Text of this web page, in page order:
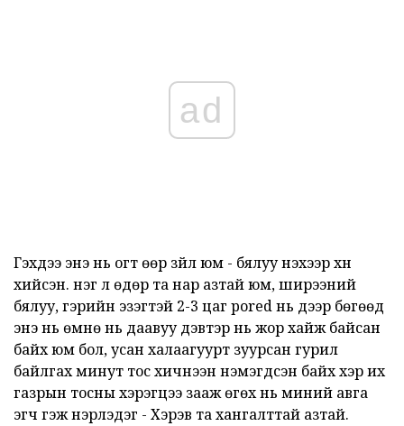
ad
Гэхдээ энэ нь огт өөр зүйл юм - бялуу үнэхээр хүн
хийсэн. нэг л өдөр та нар азтай юм, ширээний
бялуу, гэрийн эзэгтэй 2-3 цаг pored нь дээр бөгөөд
энэ нь өмнө нь даавуу дэвтэр нь жор хайж байсан
байх юм бол, усан халаагуурт зуурсан гурил
байлгах минут тос хичнээн нэмэгдсэн байх хэр их
газрын тосны хэрэгцээ зааж өгөх нь миний авга
эгч гэж нэрлэдэг - Хэрэв та хангалттай азтай.